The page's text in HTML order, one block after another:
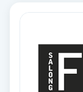
Babylights